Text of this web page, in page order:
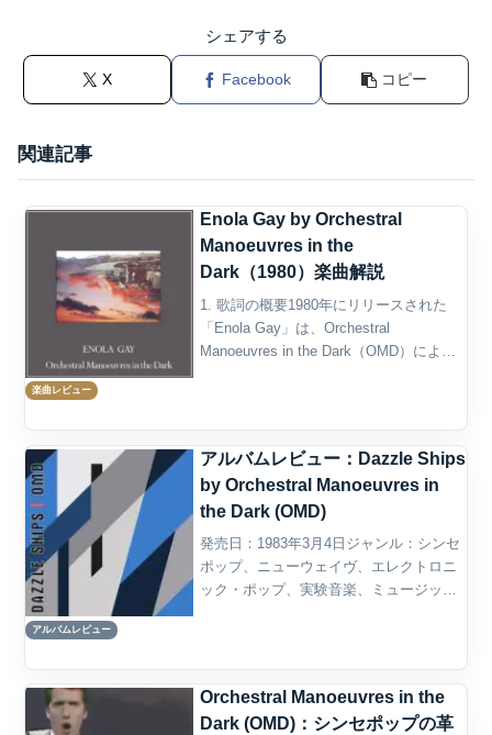
シェアする
X Facebook コピー
関連記事
楽曲レビュー
Enola Gay by Orchestral
Manoeuvres in the
Dark（1980）楽曲解説
1. 歌詞の概要1980年にリリースされた
「Enola Gay」は、Orchestral
Manoeuvres in the Dark（OMD）による
アルバムレビュー
アルバムレビュー：Dazzle Ships
by Orchestral Manoeuvres in
the Dark (OMD)
発売日：1983年3月4日ジャンル：シンセ
ポップ、ニューウェイヴ、エレクトロニ
ック・ポップ、実験音楽、ミュージッ
Orchestral Manoeuvres in the
Dark (OMD)：シンセポップの革